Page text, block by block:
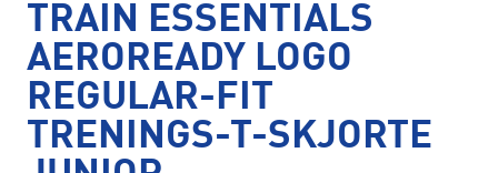
TRAIN ESSENTIALS
AEROREADY LOGO
REGULAR-FIT
TRENINGS-T-SKJORTE